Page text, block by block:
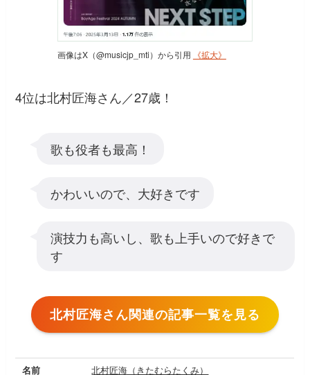
画像はX（@musicjp_mti）から引用 《拡大》
4位は北村匠海さん／27歳！
歌も役者も最高！
かわいいので、大好きです
演技力も高いし、歌も上手いので好きで
す
北村匠海さん関連の記事一覧を見る
名前 北村匠海（きたむらたくみ）